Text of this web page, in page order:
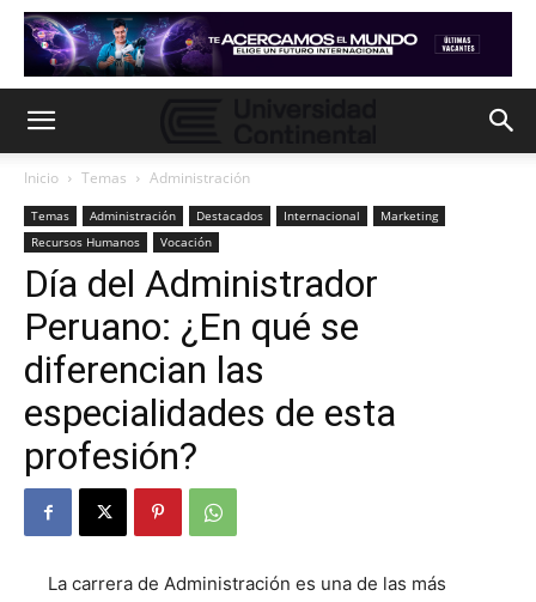
Inicio Temas Administración
Temas Administración Destacados Internacional
Marketing
Recursos Humanos
Vocación
Día del Administrador
Peruano: ¿En qué se
diferencian las
especialidades de esta
profesión?
La carrera de Administración es una de las más